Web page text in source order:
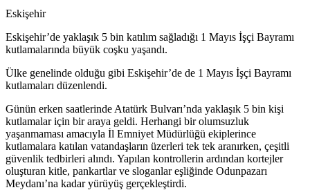
Eskişehir
Eskişehir’de yaklaşık 5 bin katılım sağladığı 1 Mayıs İşçi Bayramı
kutlamalarında büyük coşku yaşandı.
Ülke genelinde olduğu gibi Eskişehir’de de 1 Mayıs İşçi Bayramı
kutlamaları düzenlendi.
Günün erken saatlerinde Atatürk Bulvarı’nda yaklaşık 5 bin kişi
kutlamalar için bir araya geldi. Herhangi bir olumsuzluk
yaşanmaması amacıyla İl Emniyet Müdürlüğü ekiplerince
kutlamalara katılan vatandaşların üzerleri tek tek aranırken, çeşitli
güvenlik tedbirleri alındı. Yapılan kontrollerin ardından kortejler
oluşturan kitle, pankartlar ve sloganlar eşliğinde Odunpazarı
Meydanı’na kadar yürüyüş gerçekleştirdi.